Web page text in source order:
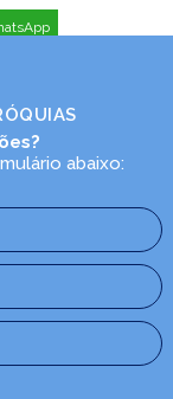
abaixo: